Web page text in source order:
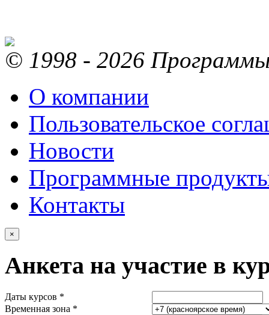
© 1998 - 2026 Программы
О компании
Пользовательское
Новости
Программные
Контакты
×
Анкета на участие в
Даты курсов *
Временная зона *